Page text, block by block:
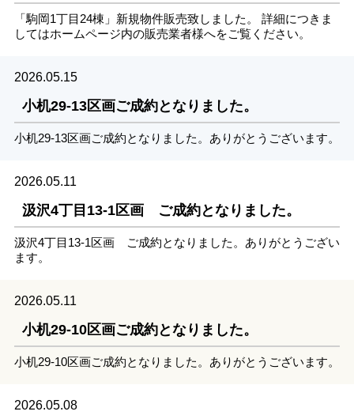
「駒岡1丁目24棟」新規物件販売致しました。 詳細につきま
してはホームページ内の販売業者様へをご覧ください。
2026.05.15
小机29-13区画ご成約となりました。
小机29-13区画ご成約となりました。ありがとうございます。
2026.05.11
汲沢4丁目13-1区画 ご成約となりました。
汲沢4丁目13-1区画 ご成約となりました。ありがとうござい
ます。
2026.05.11
小机29-10区画ご成約となりました。
小机29-10区画ご成約となりました。ありがとうございます。
2026.05.08